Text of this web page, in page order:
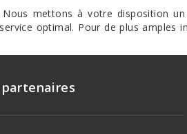
mettons à votre disposition
optimal. Pour de plus amples
partenaires